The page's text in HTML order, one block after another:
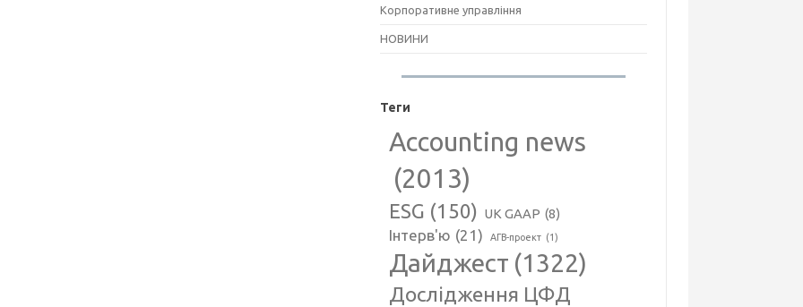
Корпоративне управління
НОВИНИ
Теги
Accounting news
(2013)
ESG (150) UK GAAP (8)
Інтерв'ю (21) АГВ-проект (1)
Дайджест (1322)
Дослідження ЦФД